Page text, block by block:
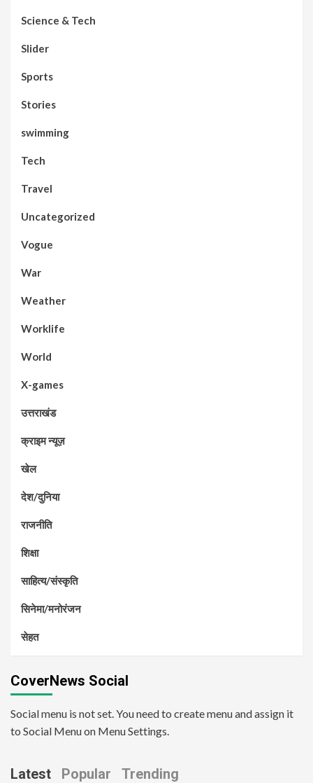
Science & Tech
Slider
Sports
Stories
swimming
Tech
Travel
Uncategorized
Vogue
War
Weather
Worklife
World
X-games
उत्तराखंड
क्राइम न्यूज़
खेल
देश/दुनिया
राजनीति
शिक्षा
साहित्य/संस्कृति
सिनेमा/मनोरंजन
सेहत
CoverNews Social
Social menu is not set. You need to create menu and assign it
to Social Menu on Menu Settings.
Latest Popular Trending